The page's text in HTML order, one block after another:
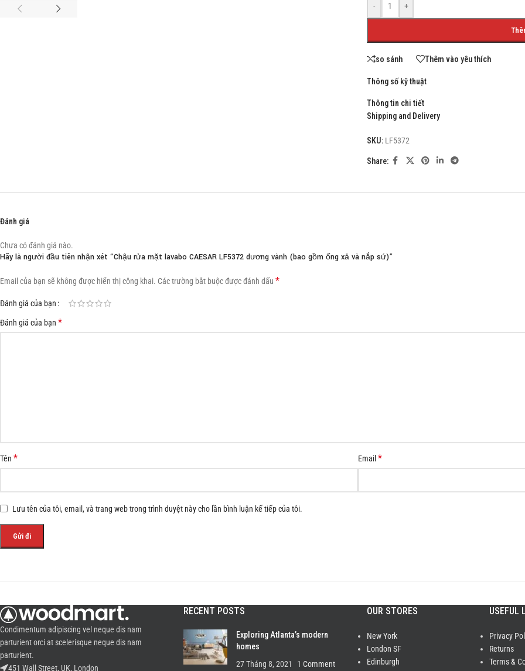
Hidden sidebar
Small categories menu
Products list view
With background
Category description
Infinit scrolling
Load more button
- +
so sánh Thêm vào yêu thích
Thông số kỹ thuật
Thông tin chi tiết
Shipping and Delivery
SKU: LF5372
Share:
Đánh giá
Chưa có đánh giá nào.
Hãy là người đầu tiên nhận xét “Chậu rửa mặt lavabo CAESAR LF5372 dương vành (bao gồm ống xả và nắp sứ)”
Email của bạn sẽ không được hiển thị công khai. Các trường bắt buộc được đánh dấu *
Đánh giá của bạn
Đánh giá của bạn *
Tên * Email *
Lưu tên của tôi, email, và trang web trong trình duyệt này cho lần bình luận kế tiếp của tôi.
Condimentum adipiscing vel neque dis nam
parturient orci at scelerisque neque dis nam
parturient.
451 Wall Street, UK, London
RECENT POSTS
Exploring Atlanta’s modern
homes
27 Tháng 8, 2021
1 Comment
OUR STORES
New York
London SF
Edinburgh
USEFUL
Privacy
Returns
Terms &